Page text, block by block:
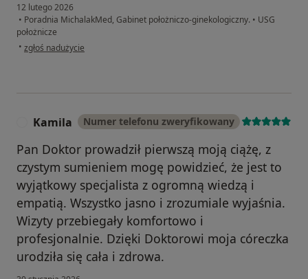
12 lutego 2026
• Poradnia MichalakMed, Gabinet położniczo-ginekologiczny. • USG
położnicze
• w opinii użytkownika Ewelina
zgłoś nadużycie
Kamila Numer telefonu zweryfikowany
Pan Doktor prowadził pierwszą moją ciążę, z
czystym sumieniem mogę powidzieć, że jest to
wyjątkowy specjalista z ogromną wiedzą i
empatią. Wszystko jasno i zrozumiale wyjaśnia.
Wizyty przebiegały komfortowo i
profesjonalnie. Dzięki Doktorowi moja córeczka
urodziła się cała i zdrowa.